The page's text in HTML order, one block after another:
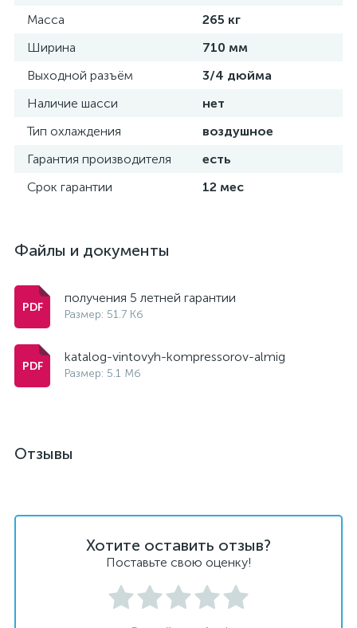
Масса
265 кг
Ширина
710 мм
Выходной разъём
3/4 дюйма
Наличие шасси
нет
Тип охлаждения
воздушное
Гарантия производителя
есть
Срок гарантии
12 мес
Файлы и документы
получения 5 летней гарантии
Размер: 51.7 Кб
katalog-vintovyh-kompressorov-almig
Размер: 5.1 Мб
Отзывы
Хотите оставить отзыв?
Поставьте свою оценку!